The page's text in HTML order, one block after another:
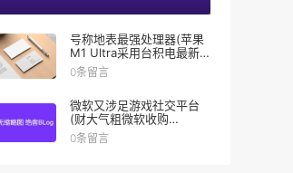
号称地表最强处理器(苹果
M1 Ultra采用台积电最新
技术)
0条留言
微软又涉足游戏社交平台
(财大气粗微软收购
Discord失败)
0条留言